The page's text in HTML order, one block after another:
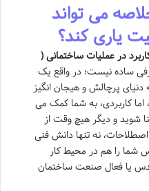
می تواند
یاری کند؟
در عملیات ساختمانی (
ساده نیست؛ در واقع یک
دنیای پرچالش و هیجان انگیز
کاربردی، به شما کمک می
شوید و دیگر هیچ وقت از
اصطلاحات، نه تنها دانش فنی
شما را هم در محیط کار
یا فعال صنعت ساختمان